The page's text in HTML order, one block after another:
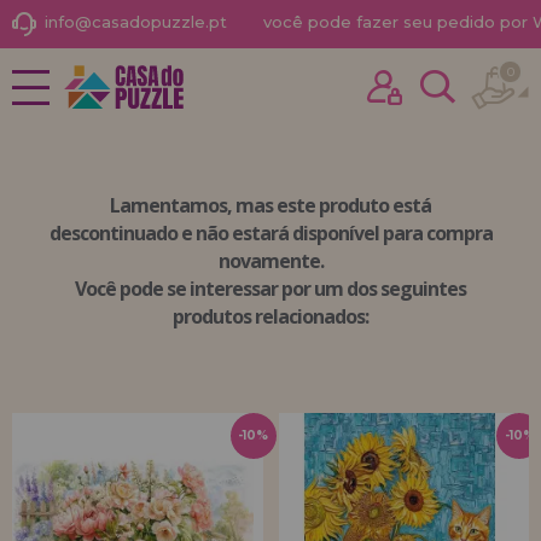
NOVIDADES
PUZZLES PARA ADULTOS
PUZZLES INFANTIS
PUZZLES POR MARCAS
PUZZLES POR AUTORES
ACESSÓRIOS PARA
PUZZLES
JOGOS DE TABULEIRO
info@casadopuzzle.pt você pode fazer seu pedido por
0
Lamentamos, maseste produto está
descontinuadoe não estará disponível para compra
novamente.
Você pode se interessar por um dos seguintes
produtos relacionados:
-10% -10%